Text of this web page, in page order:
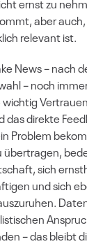
ernst zu
aber
relevant ist.
News – nach
– noch
direkte
Problem
übertragen,
sich
und sich
– das bleibt